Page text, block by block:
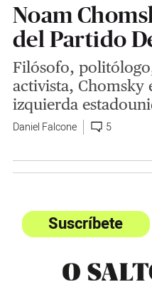
Noam
del Partido
Filósofo,
activista, Chomsky
izquierda
Daniel Falcone 5
Suscríbete